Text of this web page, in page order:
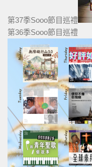
第37季Sooo節目巡禮
第36季Sooo節目巡禮